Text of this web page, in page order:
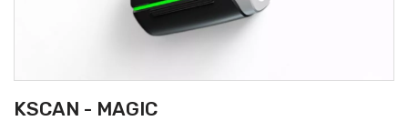
KSCAN - MAGIC